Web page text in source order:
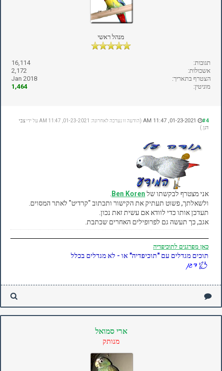
מנהל ראשי
תגובות:
16,114
אשכולות:
2,172
הצטרף בתאריך:
Jan 2018
מוניטין:
1,464
#4 (הודעה זו נערכה לאחרונה: 01-23-2021, 11:47 AM על ידי
צבי
דגן.)
אני מצטרף לבקשתו של Ben Koren
.
ולשאלתך, פשוט תעתיק את הקישור ותכתוב "קרדיט" לאתר המסוים.
תעדכן אותו כדי לוודא אם עשית זאת נכון.
אגב, כך תעשה גם לפרופילים האחרים שכתבת.
כאן מפרגנים לתוכיפדיה
תוכים מגדלים עם "תוכיפדיה" או - לא מגדלים בכלל
ארי סמואל
מנותק